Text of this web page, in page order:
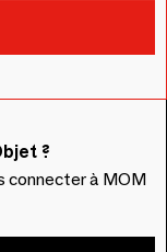
?
connecter à MOM